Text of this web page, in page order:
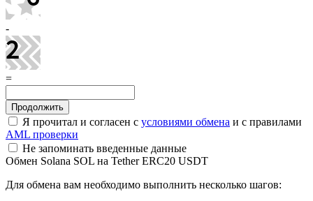
-
=
Я прочитал и согласен с условиями обмена и с правилами
AML проверки
Не запоминать введенные данные
Обмен Solana SOL на Tether ERC20 USDT
Для обмена вам необходимо выполнить несколько шагов: